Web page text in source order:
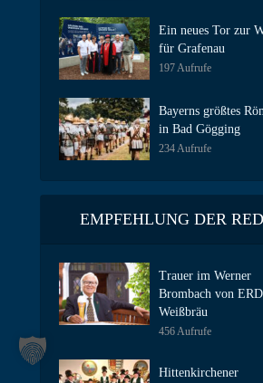
Ein neues Tor zur
für Grafenau
197 Aufrufe
Bayerns größtes
in Bad Gögging
234 Aufrufe
EMPFEHLUNG DER
Trauer im Werner
Brombach von
Weißbräu
456 Aufrufe
Hittenkirchener